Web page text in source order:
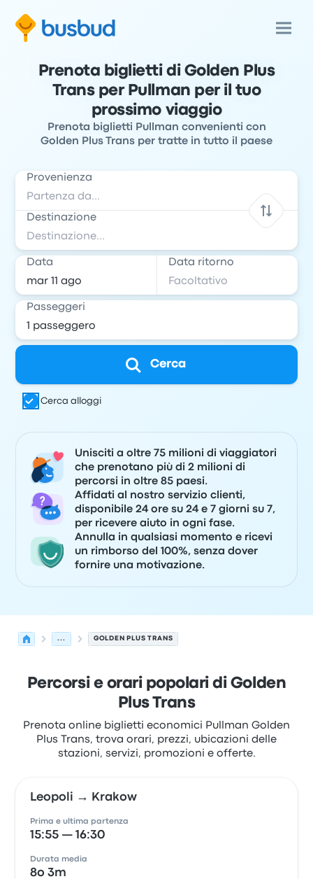
Prenota biglietti di Golden Plus
Trans per Pullman per il tuo
prossimo viaggio
Prenota biglietti Pullman convenienti con
Golden Plus Trans per tratte in tutto il paese
Provenienza
Destinazione
Data Data ritorno
Passeggeri
Cerca
Cerca alloggi
Unisciti a oltre 75 milioni di viaggiatori
che prenotano più di 2 milioni di
percorsi in oltre 85 paesi.
Affidati al nostro servizio clienti,
disponibile 24 ore su 24 e 7 giorni su 7,
per ricevere aiuto in ogni fase.
Annulla in qualsiasi momento e ricevi
un rimborso del 100%, senza dover
fornire una motivazione.
... GOLDEN PLUS TRANS
Percorsi e orari popolari di Golden
Plus Trans
Prenota online biglietti economici Pullman Golden
Plus Trans, trova orari, prezzi, ubicazioni delle
stazioni, servizi, promozioni e offerte.
Leopoli → Krakow
Prima e ultima partenza
15:55 — 16:30
Durata media
8o 3m